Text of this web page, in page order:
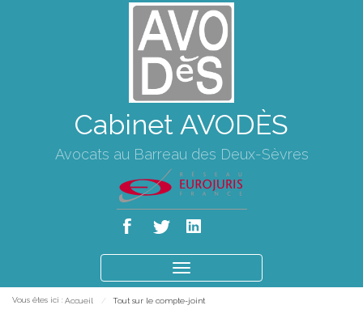
Cabinet AVODÈS
Avocats au Barreau des Deux-Sèvres
le
Vous êtes ici : Accueil Tout sur le compte-joint